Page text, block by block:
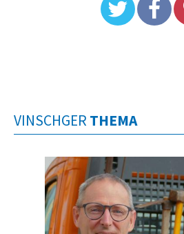
VINSCHGER THEMA